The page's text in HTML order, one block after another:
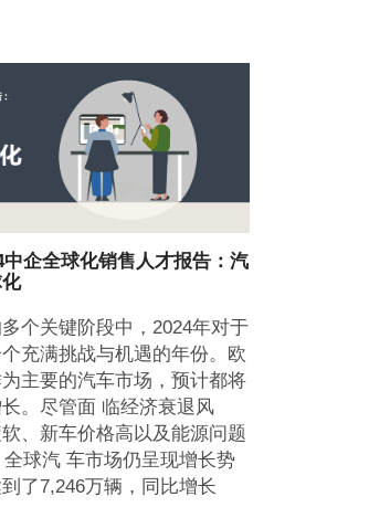
中企全球化销售人才报告：汽
个关键阶段中，2024年对于
充满挑战与机遇的年份。欧
主要的汽车市场，预计都将
。尽管面 临经济衰退风
、新车价格高以及能源问题
球汽 车市场仍呈现增长势
了7,246万辆，同比增长